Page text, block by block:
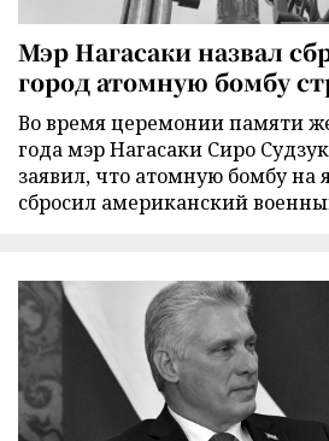
Мэр Нагасаки назвал
город атомную бомбу
Во время церемонии памяти
года мэр Нагасаки Сиро
заявил, что атомную бомбу на
сбросил американский